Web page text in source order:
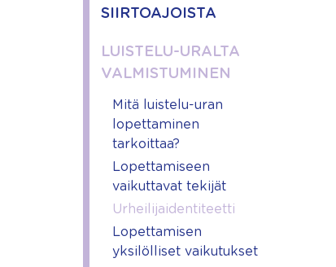
SIIRTOAJOISTA
LUISTELU-URALTA
VALMISTUMINEN
Mitä luistelu-uran
lopettaminen
tarkoittaa?
Lopettamiseen
vaikuttavat tekijät
Urheilijaidentiteetti
Lopettamisen
yksilölliset vaikutukset